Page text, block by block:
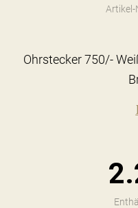
Artikel-
Ohrstecker 750/-